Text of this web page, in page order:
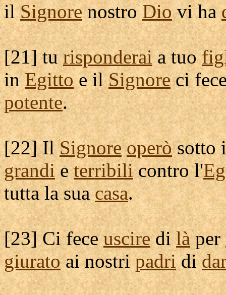
ilSignorenostroDiovi ha
[21] turisponderaia tuo
inEgittoe ilSignoreci
potente.
[22] IlSignore operòsotto
grandieterribilicontro l'
tutta la suacasa.
[23] Ci feceusciredilàper
giuratoai nostripadridi